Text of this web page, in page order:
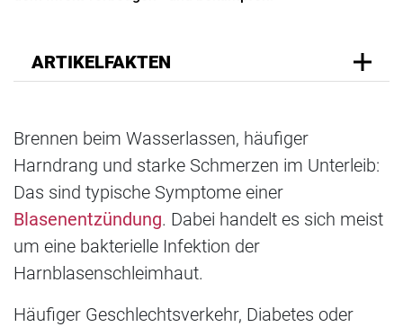
ARTIKELFAKTEN
Brennen beim Wasserlassen, häufiger
Harndrang und starke Schmerzen im Unterleib:
Das sind typische Symptome einer
Blasenentzündung. Dabei handelt es sich meist
um eine bakterielle Infektion der
Harnblasenschleimhaut.
Häufiger Geschlechtsverkehr, Diabetes oder